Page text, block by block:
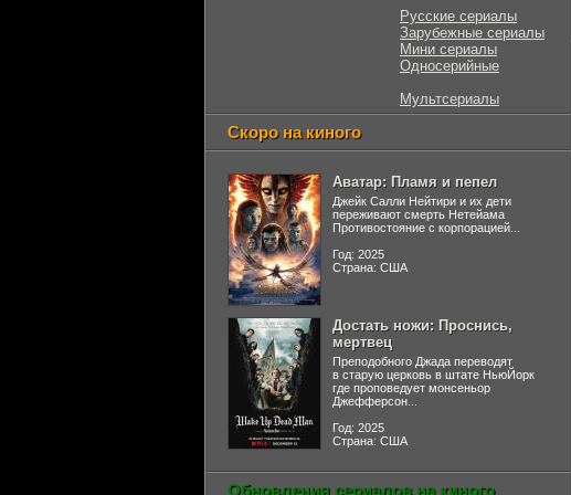
Русские сериалы
Зарубежные сериалы
Мини сериалы
Односерийные
Мультсериалы
Скоро на киного
Аватар: Пламя и пепел
Джейк Салли Нейтири и их дети
переживают смерть Нетейама
Противостояние с корпорацией...
Год: 2025
Страна: США
Достать ножи: Проснись,
мертвец
Преподобного Джада переводят
в старую церковь в штате НьюЙорк
где проповедует монсеньор
Джефферсон...
Год: 2025
Страна: США
Обновления сериалов на киного